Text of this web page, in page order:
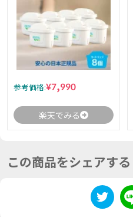
参考価格:¥7,990
楽天でみる
この商品をシェアする